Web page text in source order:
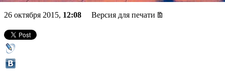
26 октября 2015, 12:08 Версия для печати